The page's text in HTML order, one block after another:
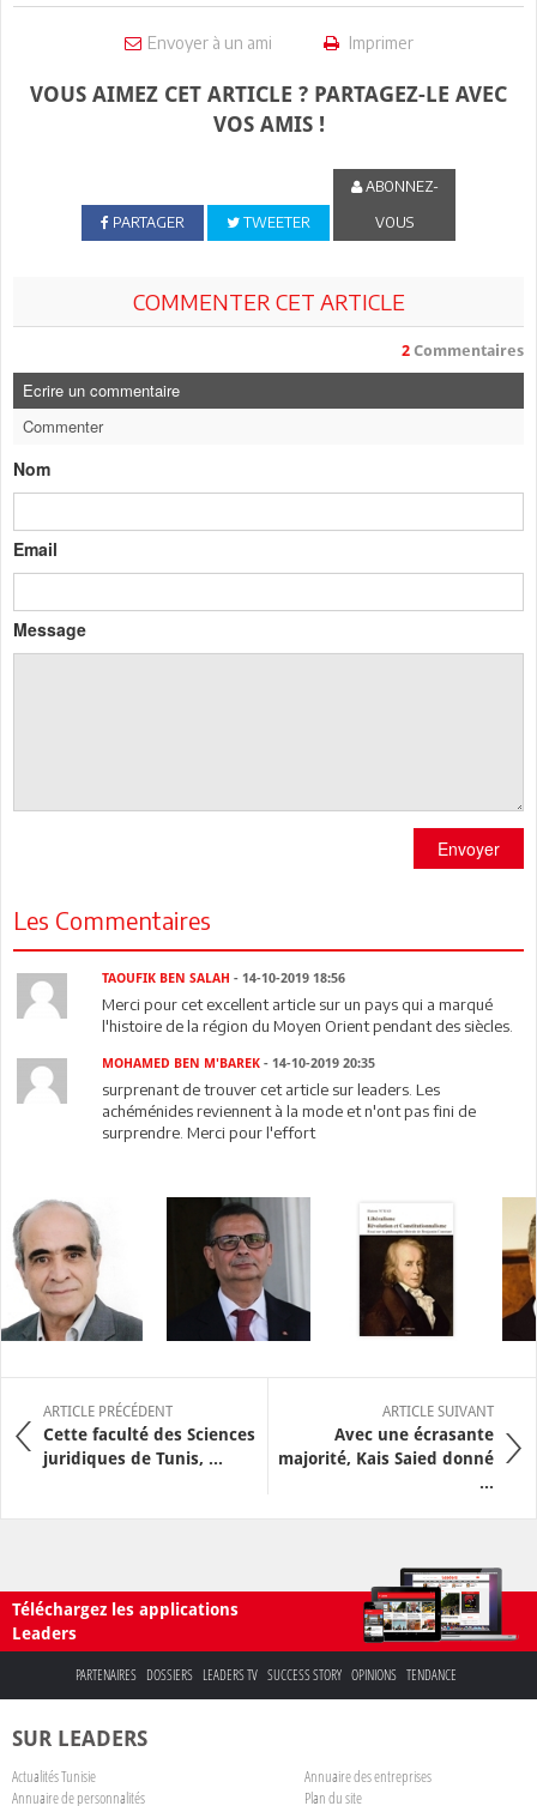
Envoyer à un ami Imprimer
VOUS AIMEZ CET ARTICLE ? PARTAGEZ-LE AVEC
VOS AMIS !
PARTAGER TWEETER
ABONNEZ-
VOUS
COMMENTER CET ARTICLE
2 Commentaires
Ecrire un commentaire
Commenter
Nom
Email
Message
Envoyer
Les Commentaires
TAOUFIK BEN SALAH - 14-10-2019 18:56
Merci pour cet excellent article sur un pays qui a marqué
l'histoire de la région du Moyen Orient pendant des siècles.
MOHAMED BEN M'BAREK - 14-10-2019 20:35
surprenant de trouver cet article sur leaders. Les
achéménides reviennent à la mode et n'ont pas fini de
surprendre. Merci pour l'effort
ARTICLE PRÉCÉDENT
Cette faculté des Sciences
juridiques de Tunis, ...
ARTICLE SUIVANT
Avec une écrasante
majorité, Kais Saied donné
...
Téléchargez les applications
Leaders
PARTENAIRES DOSSIERS LEADERS TV SUCCESS STORY OPINIONS TENDANCE
SUR LEADERS
Actualités Tunisie
Annuaire des entreprises
Annuaire de personnalités
Plan du site